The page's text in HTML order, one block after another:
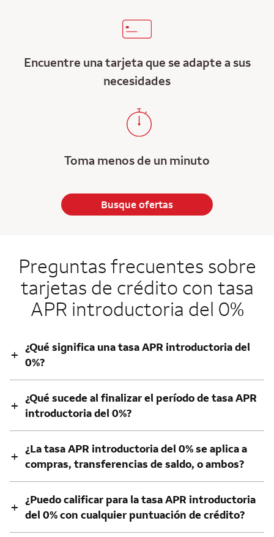
Encuentre una tarjeta que se adapte a sus
necesidades
Toma menos de un minuto
Busque ofertas
Preguntas frecuentes sobre
tarjetas de crédito con tasa
APR introductoria del 0%
+ ¿Qué significa una tasa APR introductoria del
0%?
+ ¿Qué sucede al finalizar el período de tasa APR
introductoria del 0%?
+ ¿La tasa APR introductoria del 0% se aplica a
compras, transferencias de saldo, o ambos?
+ ¿Puedo calificar para la tasa APR introductoria
del 0% con cualquier puntuación de crédito?